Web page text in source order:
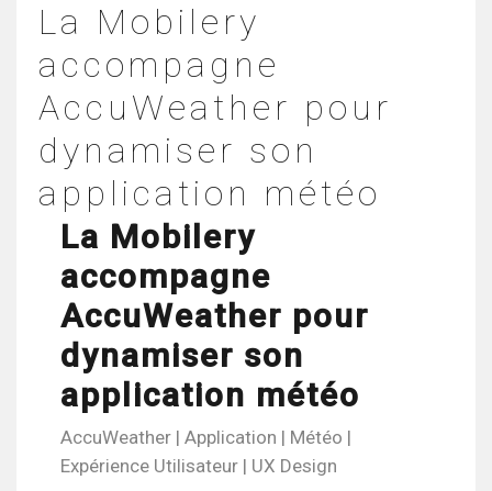
La Mobilery
accompagne
AccuWeather pour
dynamiser son
application météo
La Mobilery
accompagne
AccuWeather pour
dynamiser son
application météo
AccuWeather | Application | Météo |
Expérience Utilisateur | UX Design